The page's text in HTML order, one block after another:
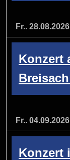
Fr.. 28.08.2026
Konzert
Fr.. 04.09.2026
Konzert